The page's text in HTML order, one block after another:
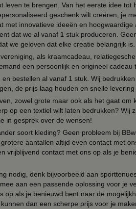
te brengen. Van het eerste idee tot
geschenk wilt creëren, je
met innovatieve ideeën en hoogwaardige
dat we al vanaf 1 stuk produceren.
we geloven dat elke creatie belangrijk is.
als kraamcadeau,
een persoonlijk en origineel cadeau
bestellen al vanaf 1 stuk. Wij
de prijs laag houden en snelle
zowel grote maar ook als het gaat om
op een textiel wilt laten bedrukken? Wij
in gesprek over de wensen!
soort kleding? Geen probleem bij
aantallen altijd even contact met
vrijblijvend contact met ons op als je
nodig, denk bijvoorbeeld aan
aan een passende oplossing voor je
op als je benieuwd bent naar de
dan een scherpe prijs voor je